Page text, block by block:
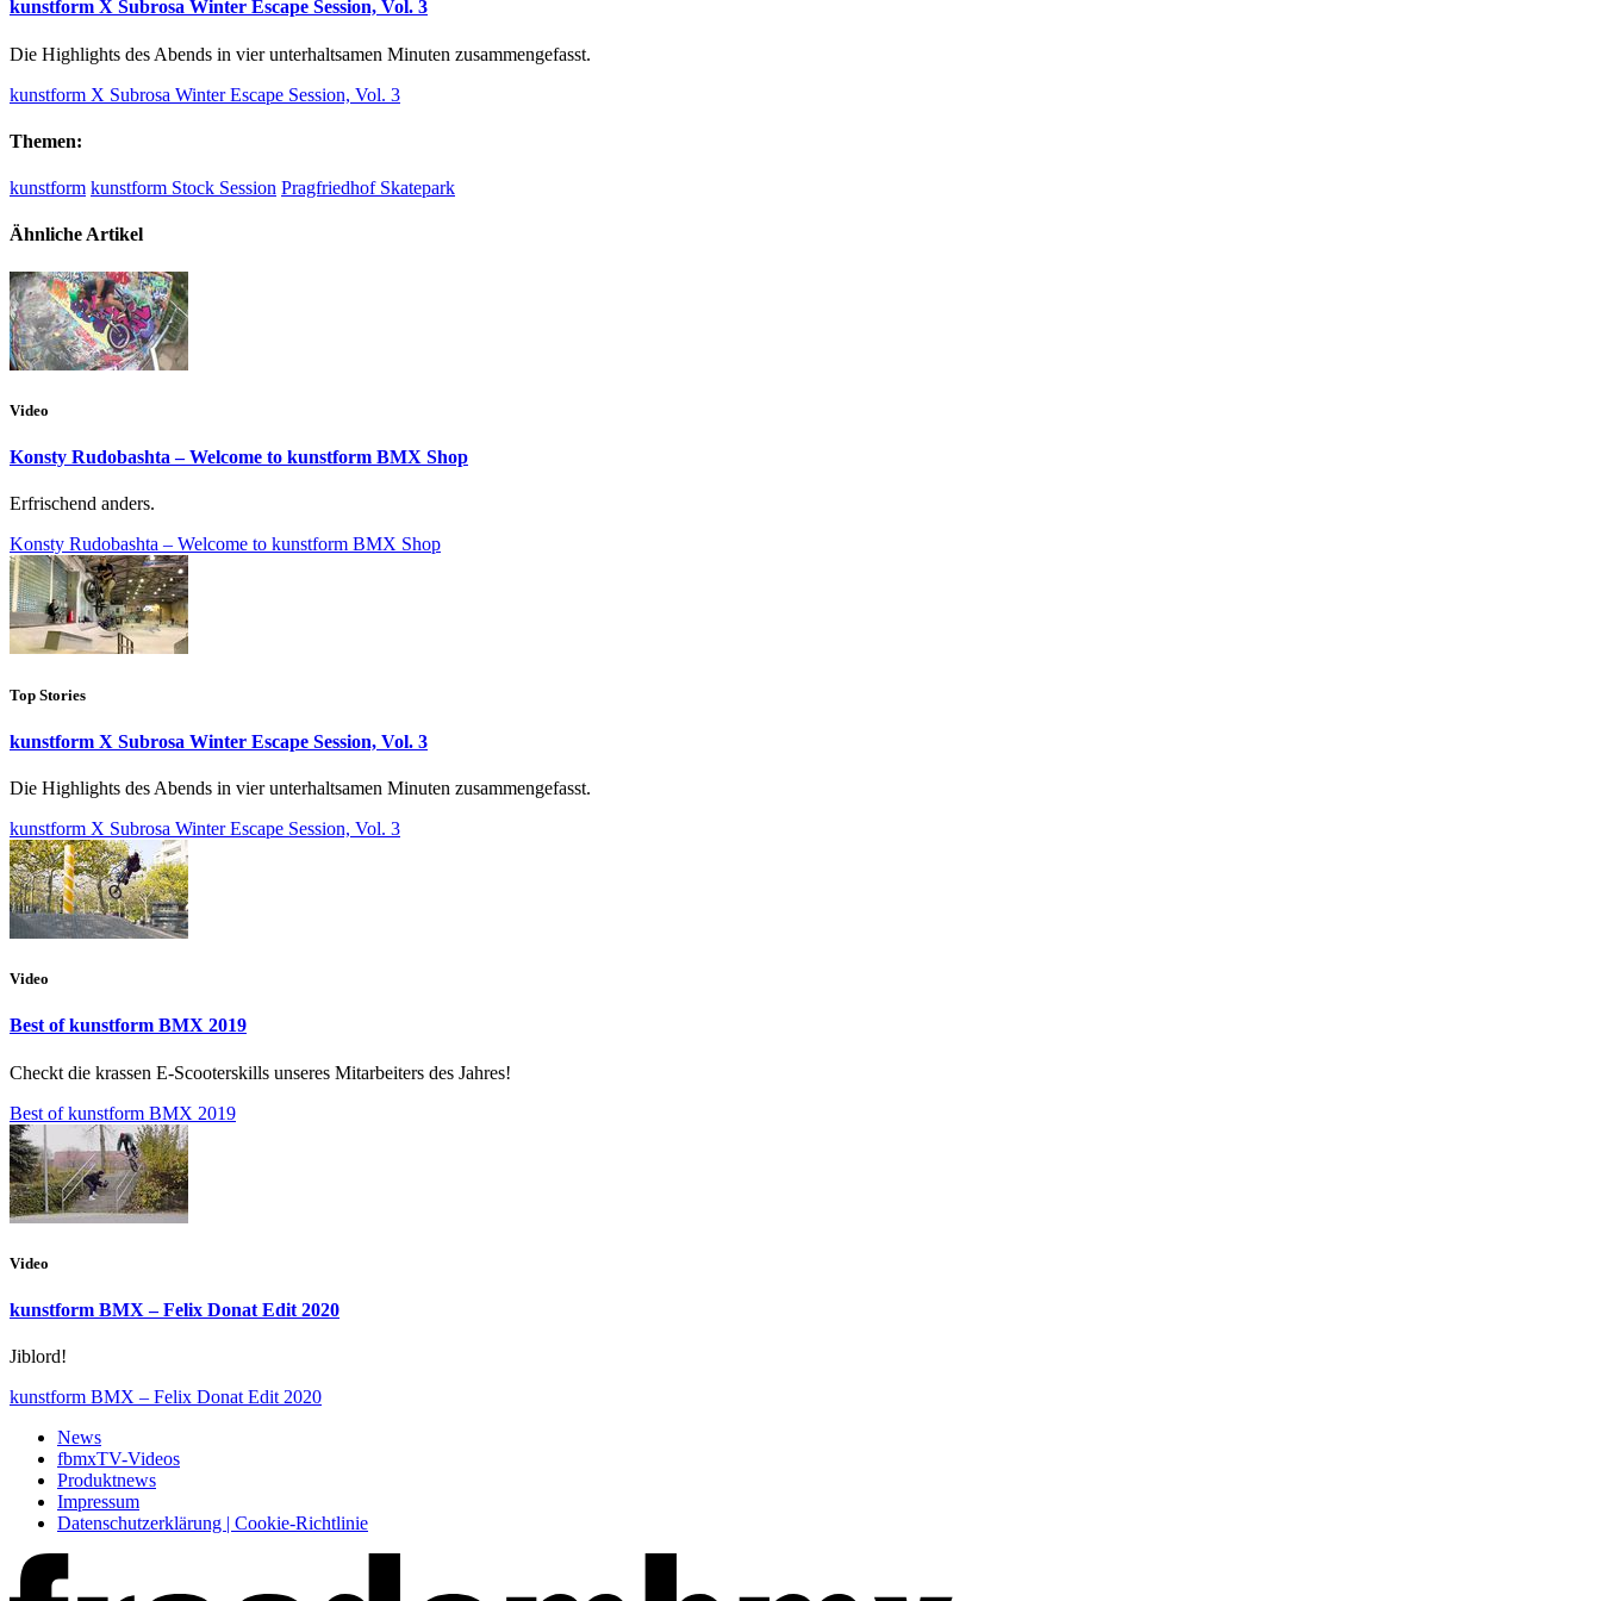
kunstform X Subrosa Winter Escape Session, Vol. 3
Die Highlights des Abends in vier unterhaltsamen Minuten zusammengefasst.
kunstform X Subrosa Winter Escape Session, Vol. 3
Themen:
kunstform kunstform Stock Session Pragfriedhof Skatepark
Ähnliche Artikel
Video
Konsty Rudobashta – Welcome to kunstform BMX Shop
Erfrischend anders.
Konsty Rudobashta – Welcome to kunstform BMX Shop
Top Stories
kunstform X Subrosa Winter Escape Session, Vol. 3
Die Highlights des Abends in vier unterhaltsamen Minuten zusammengefasst.
kunstform X Subrosa Winter Escape Session, Vol. 3
Video
Best of kunstform BMX 2019
Checkt die krassen E-Scooterskills unseres Mitarbeiters des Jahres!
Best of kunstform BMX 2019
Video
kunstform BMX – Felix Donat Edit 2020
Jiblord!
kunstform BMX – Felix Donat Edit 2020
News
fbmxTV-Videos
Produktnews
Impressum
Datenschutzerklärung | Cookie-Richtlinie